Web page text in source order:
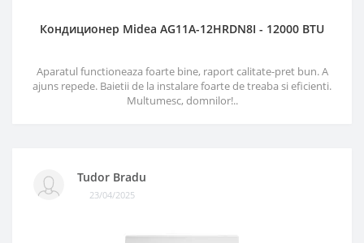
Кондиционер Midea AG11A-12HRDN8I - 12000 BTU
Aparatul functioneaza foarte bine, raport calitate-pret bun. A
ajuns repede. Baietii de la instalare foarte de treaba si eficienti.
Multumesc, domnilor!..
Tudor Bradu
23/04/2025